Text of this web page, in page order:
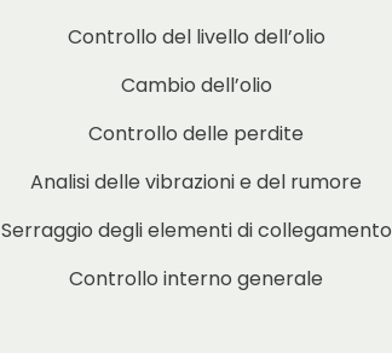
Controllo del livello dell’olio
Cambio dell’olio
Controllo delle perdite
Analisi delle vibrazioni e del rumore
Serraggio degli elementi di collegamento
Controllo interno generale